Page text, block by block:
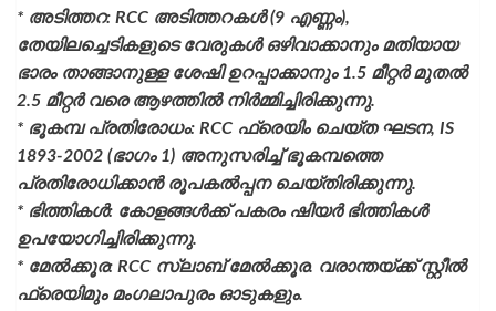
* അടിത്തറ: RCC അടിത്തറകൾ (9 എണ്ണം),
തേയിലച്ചെടികളുടെ വേരുകൾ ഒഴിവാക്കാനും മതിയായ
ഭാരം താങ്ങാനുള്ള ശേഷി ഉറപ്പാക്കാനും 1.5 മീറ്റർ മുതൽ
2.5 മീറ്റർ വരെ ആഴത്തിൽ നിർമ്മിച്ചിരിക്കുന്നു.
* ഭൂകമ്പ പ്രതിരോധം: RCC ഫ്രെയിം ചെയ്ത ഘടന, IS
1893-2002 (ഭാഗം 1) അനുസരിച്ച് ഭൂകമ്പത്തെ
പ്രതിരോധിക്കാൻ രൂപകൽപ്പന ചെയ്തിരിക്കുന്നു.
* ഭിത്തികൾ: കോളങ്ങൾക്ക് പകരം ഷിയർ ഭിത്തികൾ
ഉപയോഗിച്ചിരിക്കുന്നു.
* മേൽക്കൂര: RCC സ്ലാബ് മേൽക്കൂര. വരാന്തയ്ക്ക് സ്റ്റീൽ
ഫ്രെയിമും മംഗലാപുരം ഓടുകളും.